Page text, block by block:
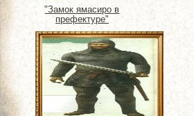
"Замок ямасиро в
префектуре"